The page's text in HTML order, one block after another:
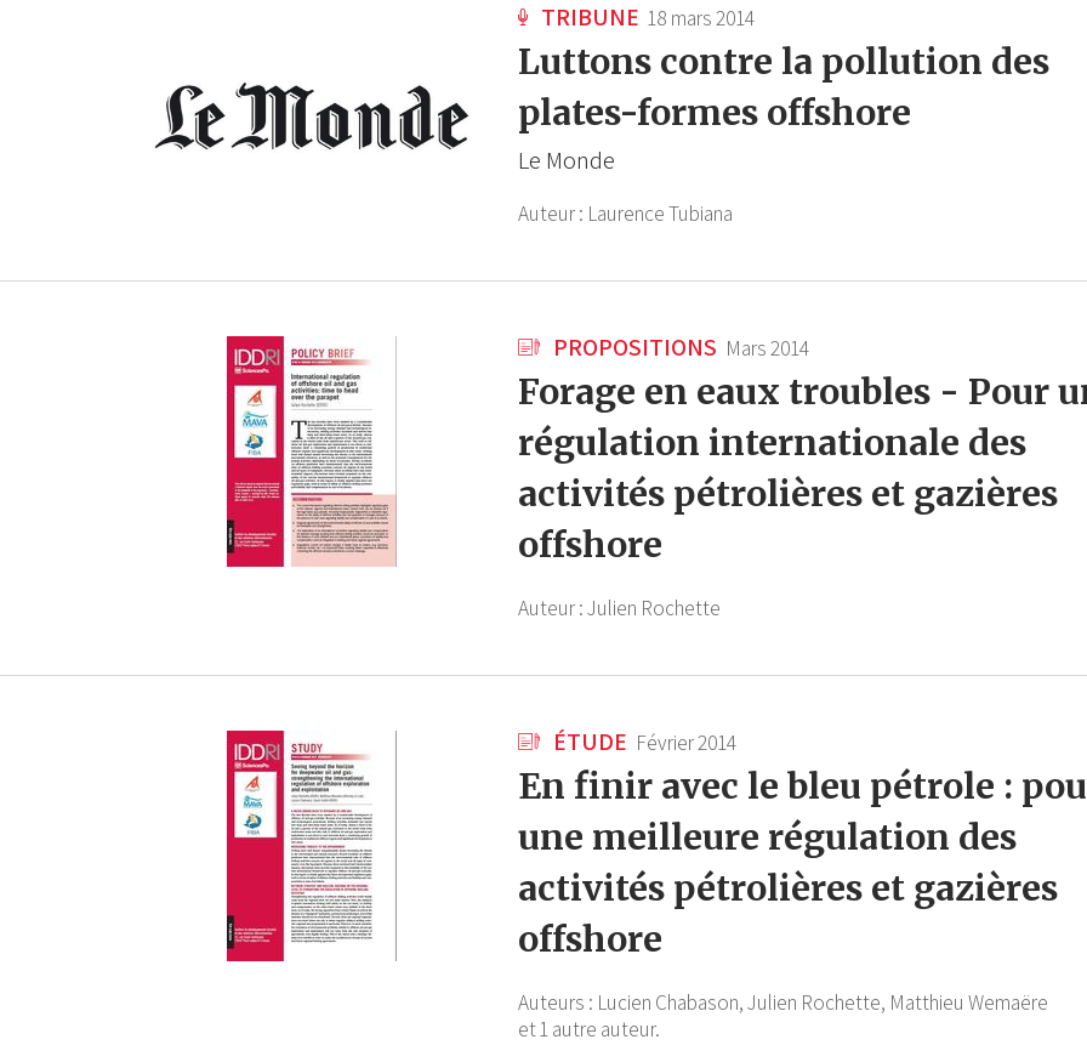
TRIBUNE 18 mars 2014
Luttons contre la pollution des
plates-formes offshore
Le Monde
Auteur : Laurence Tubiana
PROPOSITIONS Mars 2014
Forage en eaux troubles - Pour
régulation internationale des
activités pétrolières et gazières
offshore
Auteur :Julien Rochette
ÉTUDE Février 2014
En finir avec le bleu pétrole :
une meilleure régulation des
activités pétrolières et gazières
offshore
Auteurs : Lucien Chabason,Julien Rochette, Matthieu Wemaëre
et 1 autre auteur.